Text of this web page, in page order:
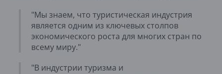
"Мы знаем, что туристическая индустрия
является одним из ключевых столпов
экономического роста для многих стран по
всему миру."
"В индустрии туризма и